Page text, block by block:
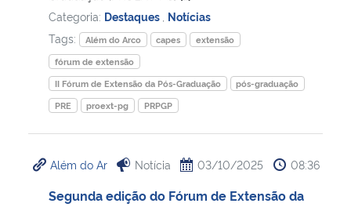
Categoria: Destaques Notícias
Tags:
Além do Arco capes
extensão
fórum de extensão
II Fórum de Extensão da Pós-Graduação
pós-graduação
PRE
proext-pg PRPGP
Além do Ar Notícia 03/10/2025 08:36
Segunda edição do Fórum de Extensão da